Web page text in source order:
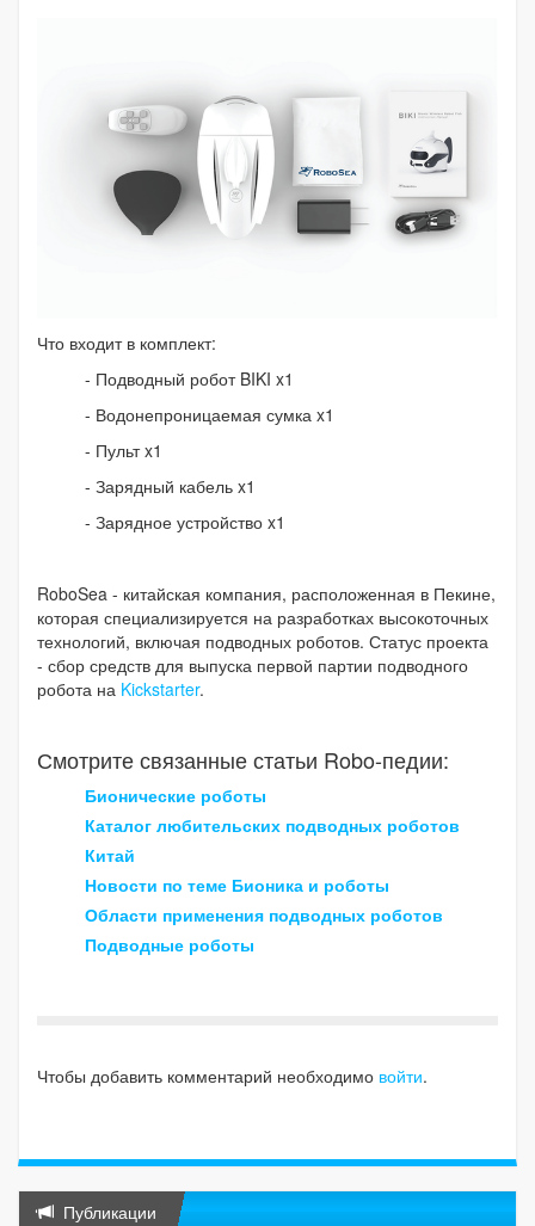
Что входит в комплект:
- Подводный робот BIKI x1
- Водонепроницаемая сумка x1
- Пульт x1
- Зарядный кабель x1
- Зарядное устройство x1
RoboSea - китайская компания, расположенная в Пекине,
которая специализируется на разработках высокоточных
технологий, включая подводных роботов. Статус проекта
- сбор средств для выпуска первой партии подводного
робота на Kickstarter.
Смотрите связанные статьи Robo-педии:
Бионические роботы
Каталог любительских подводных роботов
Китай
Новости по теме Бионика и роботы
Области применения подводных роботов
Подводные роботы
Чтобы добавить комментарий необходимо войти.
Публикации